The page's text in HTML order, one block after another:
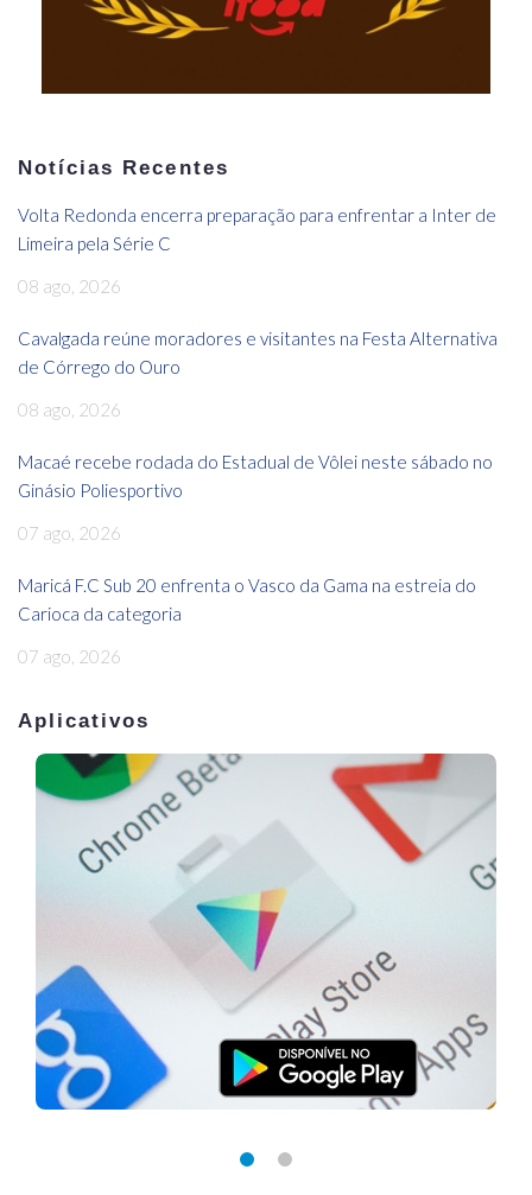
Notícias Recentes
Volta Redonda encerra preparação para enfrentar a Inter de
Limeira pela Série C
08 ago, 2026
Cavalgada reúne moradores e visitantes na Festa Alternativa
de Córrego do Ouro
08 ago, 2026
Macaé recebe rodada do Estadual de Vôlei neste sábado no
Ginásio Poliesportivo
07 ago, 2026
Maricá F.C Sub 20 enfrenta o Vasco da Gama na estreia do
Carioca da categoria
07 ago, 2026
Aplicativos